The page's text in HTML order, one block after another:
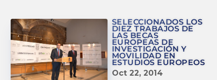
SELECCIONADOS LOS
DIEZ TRABAJOS DE
LAS BECAS
EUROPEAS DE
INVESTIGACIÓN Y
MOVILIDAD EN
ESTUDIOS EUROPEOS
Oct 22, 2014